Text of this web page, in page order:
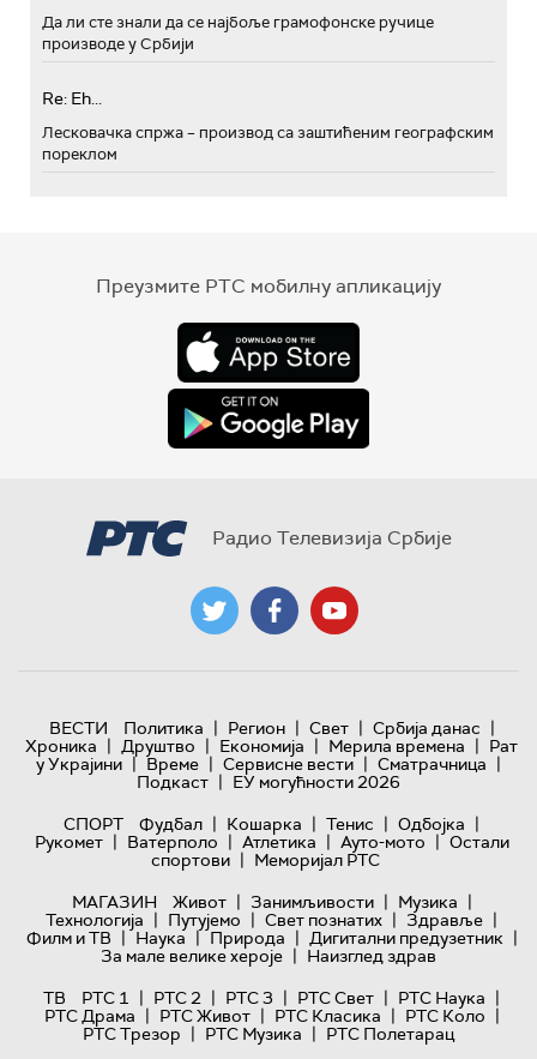
Да ли сте знали да се најбоље грамофонске ручице
производе у Србији
Re: Eh...
Лесковачка спржа – производ са заштићеним географским
пореклом
Преузмите РТС мобилну апликацију
Радио Телевизија Србије
ВЕСТИ Политика | Регион | Свет | Србија данас |
Хроника | Друштво | Економија | Мерила времена | Рат
у Украјини | Време | Сервисне вести | Сматрачница |
Подкаст | ЕУ могућности 2026
СПОРТ
Фудбал | Кошарка | Тенис | Одбојка |
Рукомет | Ватерполо | Атлетика | Ауто-мото | Остали
спортови | Меморијал РТС
МАГАЗИН
Живот | Занимљивости | Музика |
Технологијa | Путујемо | Свет познатих | Здравље |
Филм и ТВ | Наука | Природа | Дигитални предузетник |
За мале велике хероје | Наизглед здрав
ТВ
РТС 1 | РТС 2 | РТС 3 | РТС Свет | РТС Наука |
РТС Драма | РТС Живот | РТС Класика | РТС Коло |
РТС Трезор | РТС Музика | РТС Полетарац